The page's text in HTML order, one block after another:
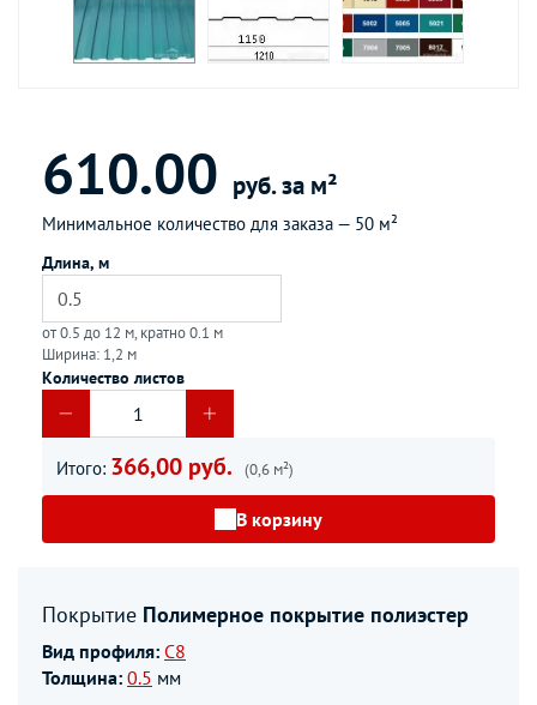
610.00 руб. за м²
Минимальное количество для заказа — 50 м²
Длина, м
от 0.5 до 12 м, кратно 0.1 м
Ширина: 1,2 м
Количество листов
Итого: 366,00 руб. (0,6 м²)
В корзину
Покрытие Полимерное покрытие полиэстер
Вид профиля: С8
Толщина: 0.5 мм